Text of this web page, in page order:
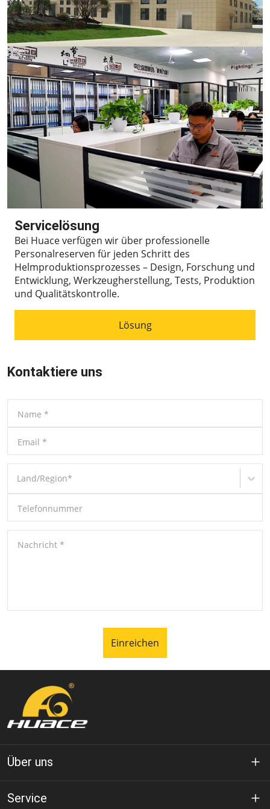
Servicelösung
Bei Huace verfügen wir über professionelle
Personalreserven für jeden Schritt des
Helmproduktionsprozesses – Design, Forschung und
Entwicklung, Werkzeugherstellung, Tests, Produktion
und Qualitätskontrolle.
Lösung
Kontaktiere uns
Name *
Email *
Land/Region*
Telefonnummer
Nachricht *
Einreichen
Über uns
Über Huace
Service